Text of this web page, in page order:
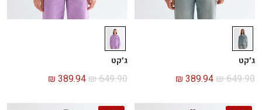
ג׳קט
₪649.90
₪ 389.94
ג׳קט
₪649.90
₪ 389.94